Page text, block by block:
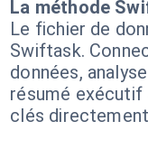
La méthode
Le fichier de
Swiftask.
données,
résumé
clés